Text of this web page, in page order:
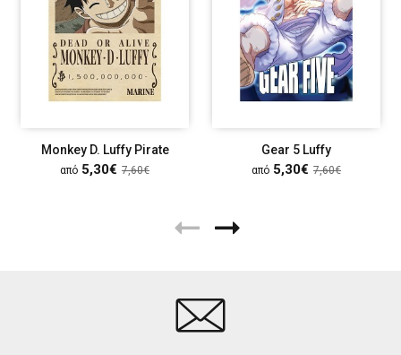
Monkey D. Luffy Pirate
από 5,30€ 7,60€
Gear 5 Luffy
από 5,30€ 7,60€